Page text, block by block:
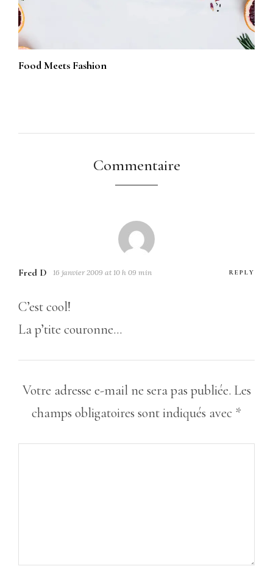
Food Meets Fashion
Commentaire
Fred D 16 janvier 2009 at 10 h 09 min REPLY
C’est cool!
La p’tite couronne…
Votre adresse e-mail ne sera pas publiée. Les
champs obligatoires sont indiqués avec *